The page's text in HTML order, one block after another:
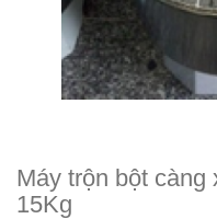
Máy trộn bột
15Kg